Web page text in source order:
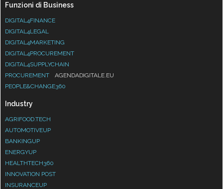
Funzioni di Business
DIGITAL4FINANCE
DIGITAL4LEGAL
DIGITAL4MARKETING
DIGITAL4PROCUREMENT
DIGITAL4SUPPLYCHAIN
PROCUREMENT
AGENDADIGITALE.EU
PEOPLE&CHANGE360
Industry
AGRIFOOD.TECH
AUTOMOTIVEUP
BANKINGUP
ENERGYUP
HEALTHTECH360
INNOVATION POST
INSURANCEUP